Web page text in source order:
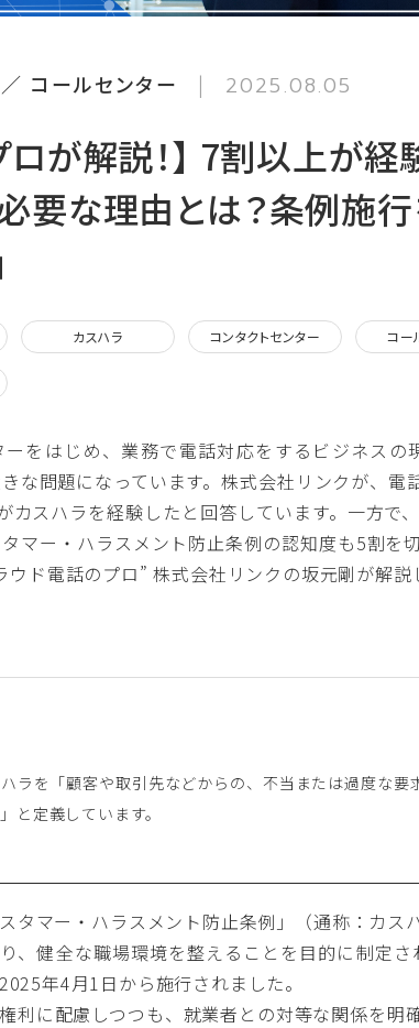
コールセンター 2025.08.05
ロが解説！】 7割以上が経
要な理由とは？条例施
カスハラ コンタクトセンター コー
ーをはじめ、業務で電話対応をするビジネス
な問題になっています。株式会社リンクが、
カスハラを経験したと回答しています。一方で
マー・ハラスメント防止条例の認知度も5割を
ド電話のプロ” 株式会社リンクの坂元剛が解説
ラを「顧客や取引先などからの、不当または過度な
と定義しています。
タマー・ハラスメント防止条例」（通称：カ
、健全な職場環境を整えることを目的に制定
年4月1日から施行されました。
利に配慮しつつも、就業者との対等な関係を明